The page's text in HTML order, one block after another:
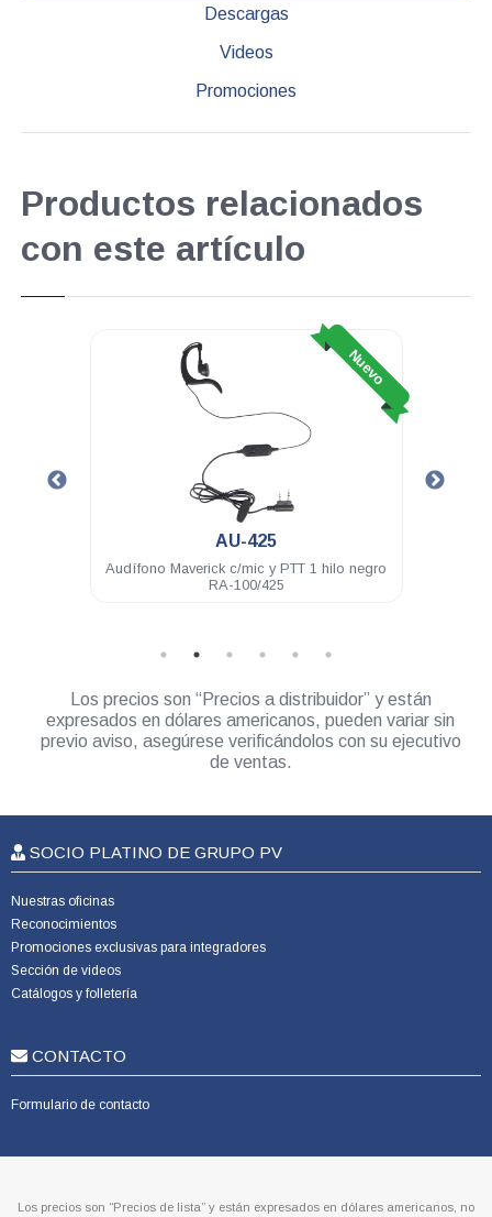
Descargas
Videos
Promociones
Productos relacionados
con este artículo
Nuevo
AU-425
Audífono Maverick c/mic y PTT 1 hilo negro
RA-100/425
Los precios son “Precios a distribuidor” y están
expresados en dólares americanos, pueden variar sin
previo aviso, asegúrese verificándolos con su ejecutivo
de ventas.
SOCIO PLATINO DE GRUPO PV
Nuestras oficinas
Reconocimientos
Promociones exclusivas para integradores
Sección de videos
Catálogos y folletería
CONTACTO
Formulario de contacto
Los precios son “Precios de lista” y están expresados en dólares americanos, no